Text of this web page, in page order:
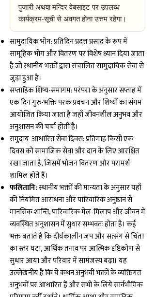
पुजारी अथवा मन्दिर वेबसाइट पर उपलब्ध
कार्यक्रम-सूची से अवगत होना उत्तम रहेगा।
सामुदायिक भोग: प्रतिदिन प्रदत्त प्रसाद के रूप में
सामूहिक भोग और वितरण पर विशेष ध्यान दिया जाता
है जो स्थानीय भक्तों द्वारा संचालित सामुदायिक सेवा से
जुड़ा हुआ है।
सप्ताहिक शिष्य-समागम: परंपरा के अनुसार सप्ताह में
एक दिन गुरु-भक्ति परक प्रवचन और शिष्यों का संगम
आयोजित किया जाता है जहाँ जीवनशील अनुभव और
अनुशासन की चर्चा होती है।
समुदाय-आधारित सेवा दिवस: प्रतिमाह किसी एक
दिवस को सामाजिक सेवा और दान के लिए आरक्षित
रखा जाता है, जिसमें भोजन वितरण और परामर्श
शामिल होते हैं।
फलितानि:स्थानीय भक्तों की मान्यता के अनुसार यहाँ
की नियमित आराधना और पारिवारिक अनुष्ठान से
मानसिक शान्ति, पारिवारिक मेल-मिलाप और जीवन में
व्यवस्थित अनुशासन में सुधार सम्भवतः होता है। कई
भक्त बताते हैं कि दीर्घकालीन जप और सत्संग से चिंता
का स्तर घटा, आर्थिक तनाव पर आत्मिक दृष्टिकोण से
सुधार आया और परिवार में सामंजस्य बढ़ा। यह
उल्लेखनीय है कि ये कथन अनुभवी भक्तों के व्यक्तिगत
अनुभवों पर आधारित हैं और सभी के लिये सार्वभौमिक